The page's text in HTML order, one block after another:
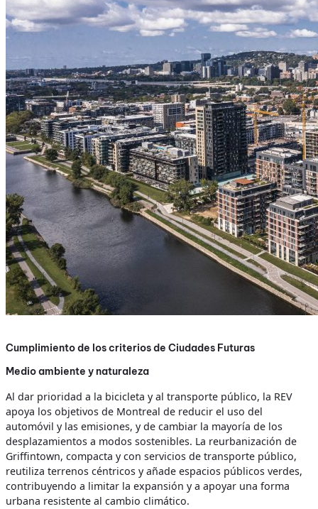
Cumplimiento de los criterios de Ciudades Futuras
Medio ambiente y naturaleza
Al dar prioridad a la bicicleta y al transporte público, la REV
apoya los objetivos de Montreal de reducir el uso del
automóvil y las emisiones, y de cambiar la mayoría de los
desplazamientos a modos sostenibles. La reurbanización de
Griffintown, compacta y con servicios de transporte público,
reutiliza terrenos céntricos y añade espacios públicos verdes,
contribuyendo a limitar la expansión y a apoyar una forma
urbana resistente al cambio climático.